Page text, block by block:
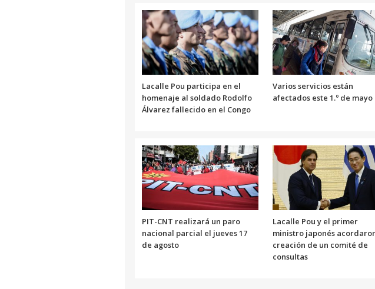
Lacalle Pou participa en el
homenaje al soldado Rodolfo
Álvarez fallecido en el Congo
Varios servicios están
afectados este 1.º de mayo
PIT-CNT realizará un paro
nacional parcial el jueves 17
de agosto
Lacalle Pou y el primer
ministro japonés
creación de un comité de
consultas